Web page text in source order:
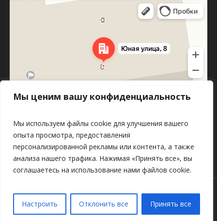
Мы ценим вашу конфиденциальность
Мы используем файлы cookie для улучшения вашего
опыта просмотра, предоставления
персонализированной рекламы или контента, а также
анализа нашего трафика. Нажимая «Принять все», вы
соглашаетесь на использование нами файлов cookie.
Настроить Отклонить все Принять все
Яндекс Карты
Разработка и поддержка сайта
© 2025 КУМПП "Пинское районное ЖКХ"